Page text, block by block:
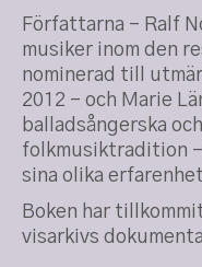
Författarna – Ralf
musiker inom den
nominerad till
2012 – och Marie
balladsångerska
folkmusiktradition
sina olika
Boken har
visarkivs